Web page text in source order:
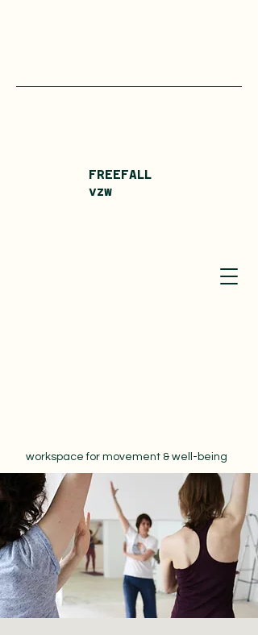
FREEFALL
vzw
workspace for movement & well-being